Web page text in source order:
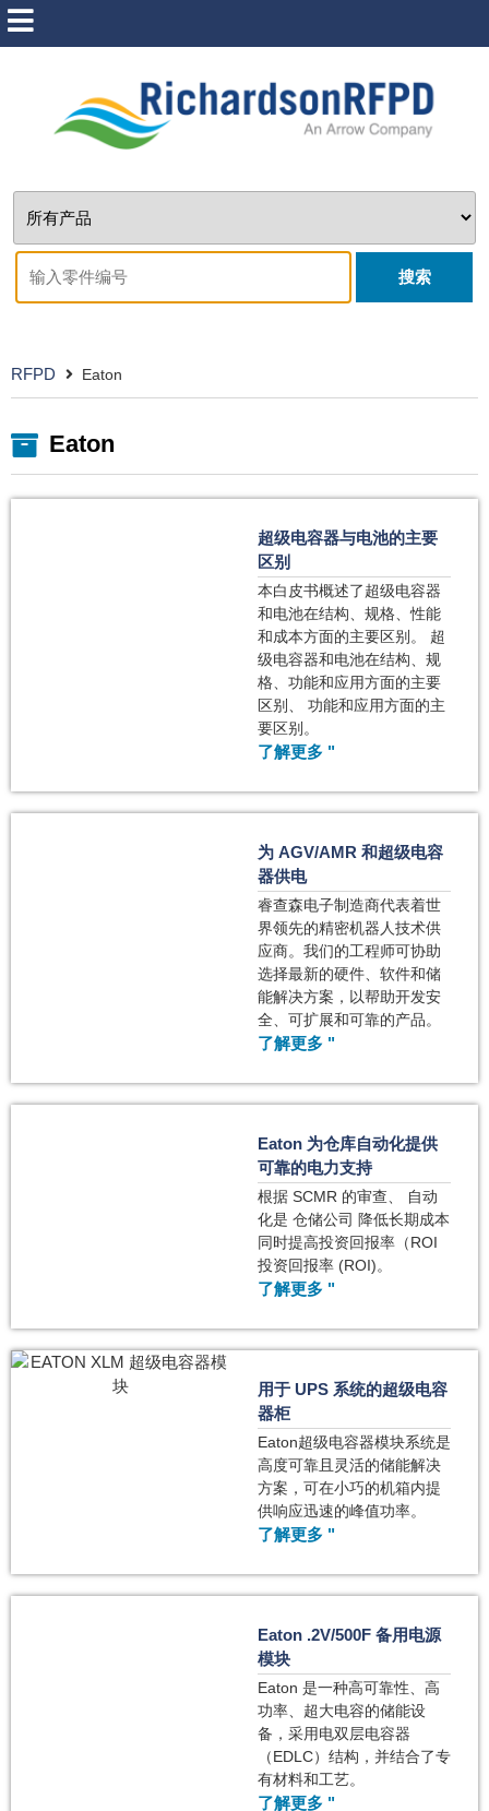
搜索
RFPD Eaton
Eaton
超级电容器与电池的主要
区别
本白皮书概述了超级电容器
和电池在结构、规格、性能
和成本方面的主要区别。 超
级电容器和电池在结构、规
格、功能和应用方面的主要
区别、 功能和应用方面的主
要区别。
了解更多 "
为 AGV/AMR 和超级电容
器供电
睿查森电子制造商代表着世
界领先的精密机器人技术供
应商。我们的工程师可协助
选择最新的硬件、软件和储
能解决方案，以帮助开发安
全、可扩展和可靠的产品。
了解更多 "
Eaton 为仓库自动化提供
可靠的电力支持
根据 SCMR 的审查、 自动
化是 仓储公司 降低长期成本
同时提高投资回报率（ROI
投资回报率 (ROI)。
了解更多 "
用于 UPS 系统的超级电容
器柜
Eaton超级电容器模块系统是
高度可靠且灵活的储能解决
方案，可在小巧的机箱内提
供响应迅速的峰值功率。
了解更多 "
Eaton .2V/500F 备用电源
模块
Eaton 是一种高可靠性、高
功率、超大电容的储能设
备，采用电双层电容器
（EDLC）结构，并结合了专
有材料和工艺。
了解更多 "